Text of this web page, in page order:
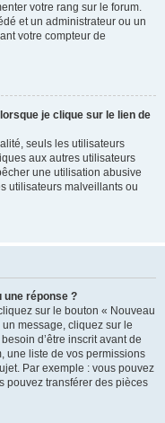
votre rang sur le forum.
et un administrateur ou un
votre compteur de
je clique sur le lien de
seuls les utilisateurs
aux autres utilisateurs
une utilisation abusive
utilisateurs malveillants ou
une réponse ?
sur le bouton « Nouveau
message, cliquez sur le
d’être inscrit avant de
une liste de vos permissions
Par exemple : vous pouvez
pouvez transférer des pièces